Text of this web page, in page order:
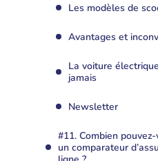
Les modèles de
Avantages et
La voiture
jamais
Newsletter
#11. Combien
un comparateur